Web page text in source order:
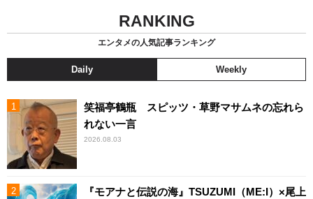
RANKING
エンタメの人気記事ランキング
Daily Weekly
笑福亭鶴瓶 スピッツ・草野マサムネの忘れら
れない一言
2026.08.03
『モアナと伝説の海』TSUZUMI（ME:I）×尾上